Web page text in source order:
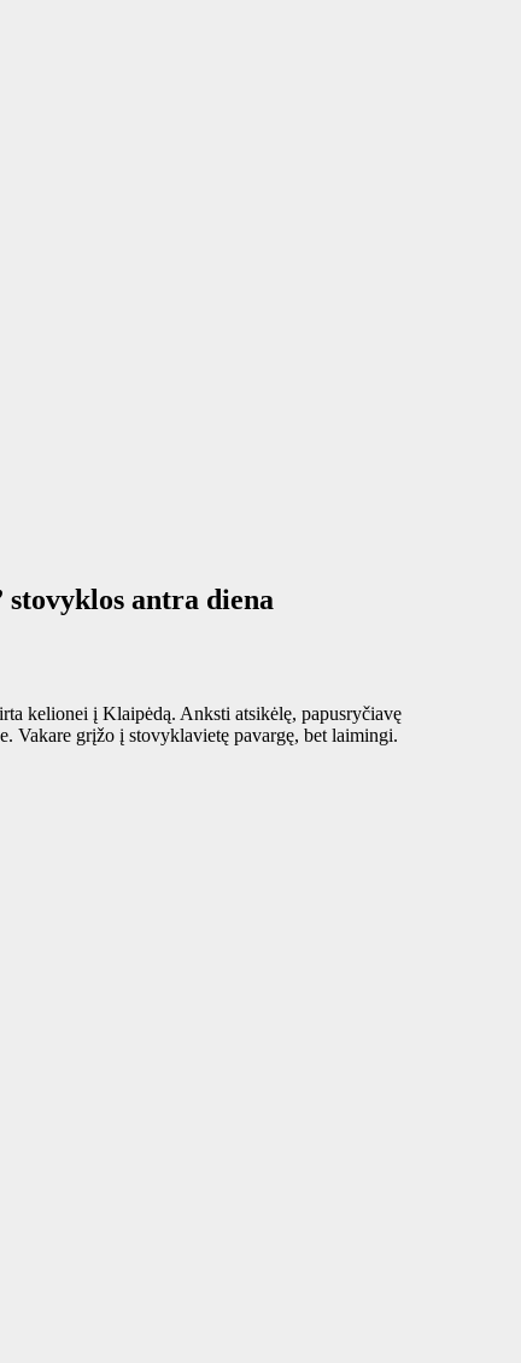
antra diena
kelionei į Klaipėdą. Anksti atsikėlę, papusryčiavę
Vakare grįžo į stovyklavietę pavargę, bet laimingi.